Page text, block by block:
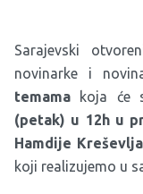
Sarajevski
novinarke i
temama koja će
(petak) u 12h u
Hamdije
koji realizujemo u